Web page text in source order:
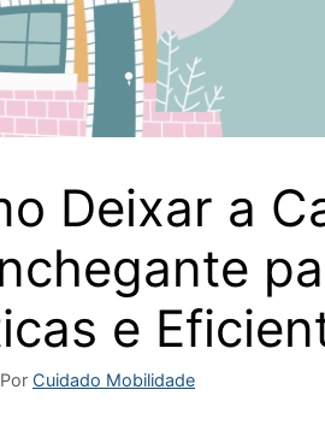
Deixar a
e
Por Cuidado Mobilidade